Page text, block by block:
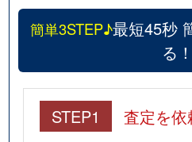
簡単3STEP♪最短45秒
る！
STEP1 査定を依